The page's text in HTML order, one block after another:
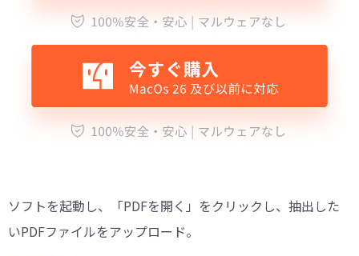
ソフトを起動し、「PDFを開く」をクリックし、抽出した
いPDFファイルをアップロード。